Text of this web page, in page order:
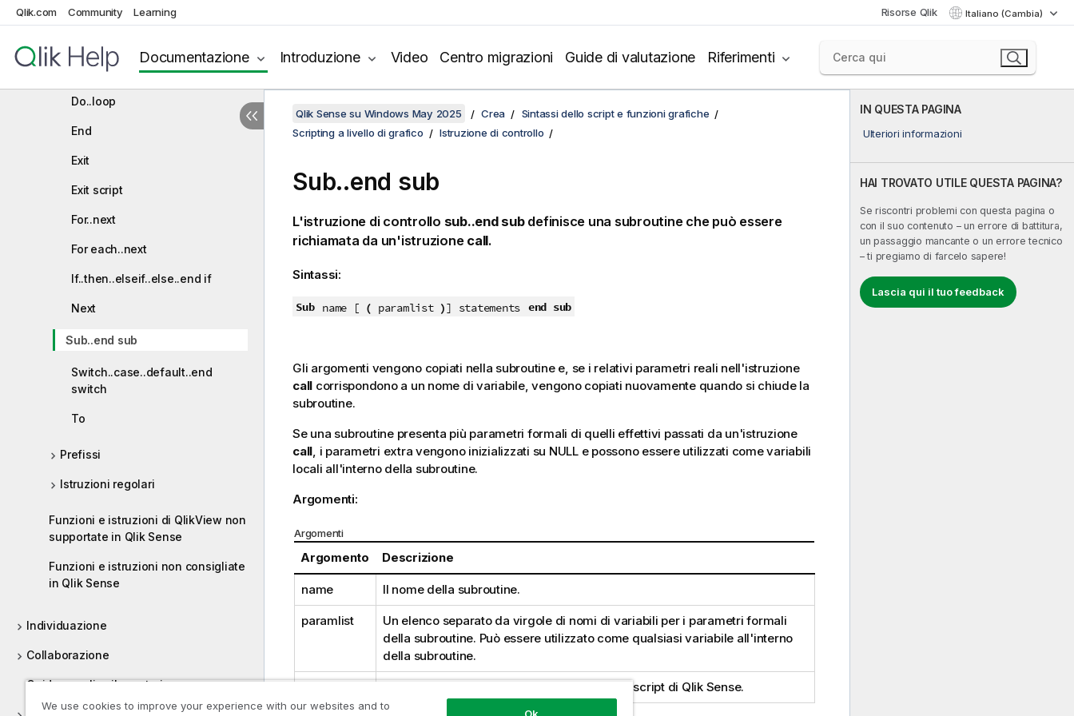
Qlik.com Community Learning Risorse Qlik Italiano (Cambia)
Documentazione Introduzione Video Centro migrazioni Guide di valutazione Riferimenti
Scripting a livello di grafico
Istruzione di controllo
Do..loop
End
Exit
Exit script
For..next
For each..next
If..then..elseif..else..end if
Next
Sub..end sub
Switch..case..default..end
switch
To
Prefissi
Istruzioni regolari
Funzioni e istruzioni di QlikView non
supportate in Qlik Sense
Funzioni e istruzioni non consigliate
in Qlik Sense
Individuazione
Collaborazione
Guida per gli sviluppatori
IN QUESTA PAGINA
Ulteriori informazioni
HAI TROVATO UTILE QUESTA PAGINA?
Se riscontri problemi con questa pagina o
con il suo contenuto – un errore di battitura,
un passaggio mancante o un errore tecnico
– ti pregiamo di farcelo sapere!
Lascia qui il tuo feedback
Qlik Sense su Windows May 2025 Crea
Sintassi dello script e funzioni grafiche
Scripting a livello di grafico
Istruzione di controllo
Sub..end sub
L'istruzione di controllo sub..end subdefinisce una subroutine che può essere
richiamata da un'istruzione call.
Sintassi:
Sub name [ ( paramlist )] statements end sub
Gli argomenti vengono copiati nella subroutine e, se i relativi parametri reali nell'istruzione
call corrispondono a un nome di variabile, vengono copiati nuovamente quando si chiude la
subroutine.
Se una subroutine presenta più parametri formali di quelli effettivi passati da un'istruzione
call , i parametri extra vengono inizializzati su NULLe possono essere utilizzati come variabili
locali all'interno della subroutine.
Argomenti:
Argomenti
Argomento Descrizione
name Il nome della subroutine.
paramlist
Un elenco separato da virgole di nomi di variabili per i parametri formali
della subroutine. Può essere utilizzato come qualsiasi variabile all'interno
della subroutine.
Qualsiasi gruppo di una o più istruzioni dello script di Qlik Sense.
We use cookies to improve your experience with our websites and to